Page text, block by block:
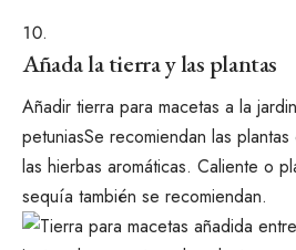
Añada la tierra y las plantas
Añadir tierra para macetas a la
petuniasSe recomiendan las
las hierbas aromáticas. Caliente o
sequía también se recomiendan.